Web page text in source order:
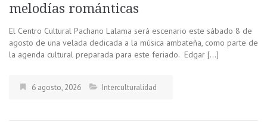
melodías románticas
El Centro Cultural Pachano Lalama será escenario este sábado 8 de
agosto de una velada dedicada a la música ambateña, como parte de
la agenda cultural preparada para este feriado. Edgar […]
6 agosto, 2026 Interculturalidad